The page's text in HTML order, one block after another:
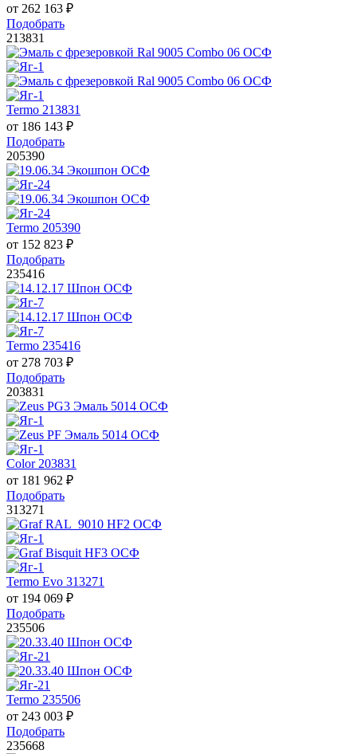
от 262 163 ₽
Подобрать
213831
Termo 213831
от 186 143 ₽
Подобрать
205390
Termo 205390
от 152 823 ₽
Подобрать
235416
Termo 235416
от 278 703 ₽
Подобрать
203831
Color 203831
от 181 962 ₽
Подобрать
313271
Termo Evo 313271
от 194 069 ₽
Подобрать
235506
Termo 235506
от 243 003 ₽
Подобрать
235668